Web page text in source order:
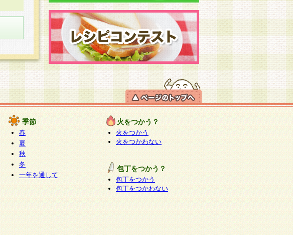
季節
春
夏
秋
冬
一年を通して
火をつかう？
火をつかう
火をつかわない
包丁をつかう？
包丁をつかう
包丁をつかわない